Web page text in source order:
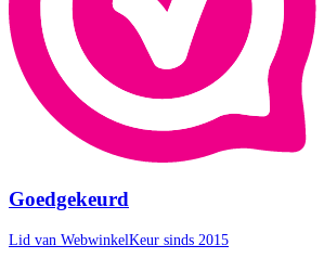
Goedgekeurd
Lid van WebwinkelKeur sinds 2015